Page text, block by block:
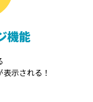
機能
示される！